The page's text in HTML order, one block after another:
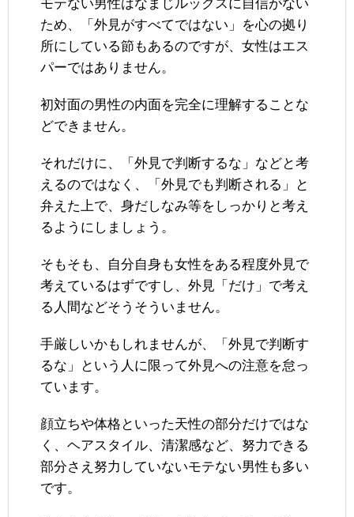
モテない男性はなまじルックスに自信がない
ため、「外見がすべてではない」を心の拠り
所にしている節もあるのですが、女性はエス
パーではありません。
初対面の男性の内面を完全に理解することな
どできません。
それだけに、「外見で判断するな」などと考
えるのではなく、「外見でも判断される」と
弁えた上で、身だしなみ等をしっかりと考え
るようにしましょう。
そもそも、自分自身も女性をある程度外見で
考えているはずですし、外見「だけ」で考え
る人間などそうそういません。
手厳しいかもしれませんが、「外見で判断す
るな」という人に限って外見への注意を怠っ
ています。
顔立ちや体格といった天性の部分だけではな
く、ヘアスタイル、清潔感など、努力できる
部分さえ努力していないモテない男性も多い
です。